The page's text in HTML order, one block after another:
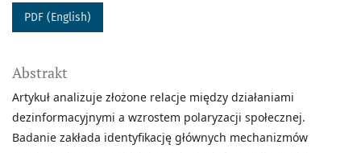
PDF (English)
Abstrakt
Artykuł analizuje złożone relacje między działaniami
dezinformacyjnymi a wzrostem polaryzacji społecznej.
Badanie zakłada identyfikację głównych mechanizmów